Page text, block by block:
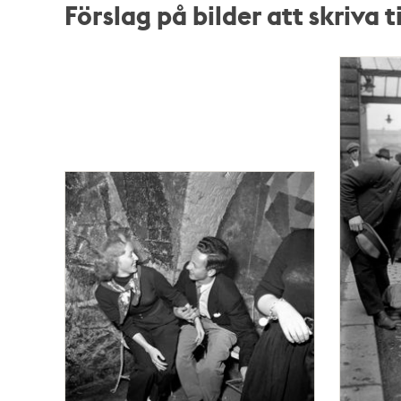
Förslag på bilder att skriva